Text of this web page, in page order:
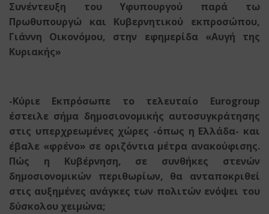
Συνέντευξη του Υφυπουργού παρά τω
Πρωθυπουργώ και Κυβερνητικού εκπροσώπου,
Γιάννη Οικονόμου, στην εφημερίδα «Αυγή της
Κυριακής»
-Κύριε Εκπρόσωπε το τελευταίο Eurogroup
έστειλε σήμα δημοσιονομικής αυτοσυγκράτησης
στις υπερχρεωμένες χώρες -όπως η Ελλάδα- και
έβαλε «φρένο» σε οριζόντια μέτρα ανακούφισης.
Πώς η Κυβέρνηση, σε συνθήκες στενών
δημοσιονομικών περιθωρίων, θα ανταποκριθεί
στις αυξημένες ανάγκες των πολιτών ενόψει του
δύσκολου χειμώνα;